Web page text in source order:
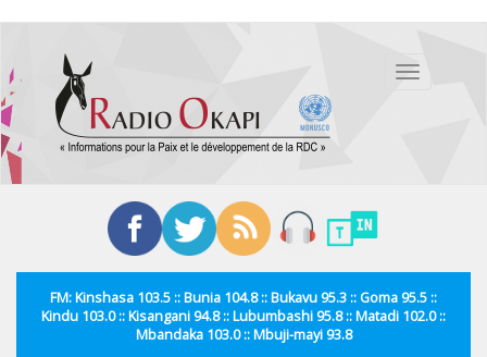
contenu
principal
Toggle
FM: Kinshasa 103.5 :: Bunia 104.8 :: Bukavu 95.3 :: Goma 95.5 ::
Kindu 103.0 :: Kisangani 94.8 :: Lubumbashi 95.8 :: Matadi 102.0 ::
Mbandaka 103.0 :: Mbuji-mayi 93.8